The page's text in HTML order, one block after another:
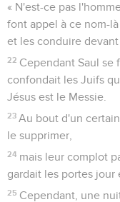
« N'est-ce pas
font appel à ce nom-
et les conduire
22 Cependant Saul se
confondait les Juifs
Jésus est le Messie.
23 Au bout d'un
le supprimer,
24 mais leur complot
gardait les portes jour
25 Cependant, une